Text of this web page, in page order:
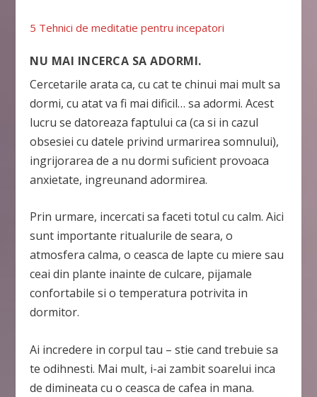
5 Tehnici de meditatie pentru incepatori
NU MAI INCERCA SA ADORMI.
Cercetarile arata ca, cu cat te chinui mai mult sa
dormi, cu atat va fi mai dificil… sa adormi. Acest
lucru se datoreaza faptului ca (ca si in cazul
obsesiei cu datele privind urmarirea somnului),
ingrijorarea de a nu dormi suficient provoaca
anxietate, ingreunand adormirea.
Prin urmare, incercati sa faceti totul cu calm. Aici
sunt importante ritualurile de seara, o
atmosfera calma, o ceasca de lapte cu miere sau
ceai din plante inainte de culcare, pijamale
confortabile si o temperatura potrivita in
dormitor.
Ai incredere in corpul tau – stie cand trebuie sa
te odihnesti. Mai mult, i-ai zambit soarelui inca
de dimineata cu o ceasca de cafea in mana.